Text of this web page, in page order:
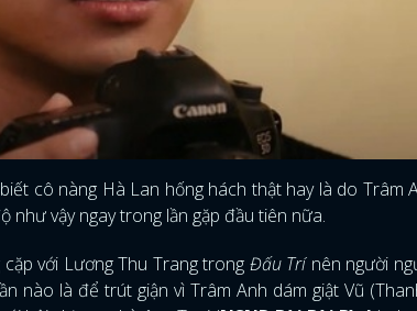
cô nàng Hà Lan hống hách thật hay là do Trâm
như vậy ngay trong lần gặp đầu tiên nữa.
với Lương Thu Trang trong Đấu Trí nên người
nào là để trút giận vì Trâm Anh dám giật Vũ